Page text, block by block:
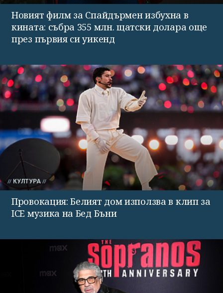
Новият филм за Спайдърмен избухна в
кината: събра 355 млн. щатски долара още
през първия си уикенд
КУЛТУРА
Провокация: Белият дом използва в клип за
ICE музика на Бед Бъни